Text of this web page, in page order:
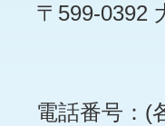
〒599-0392
電話番号：(